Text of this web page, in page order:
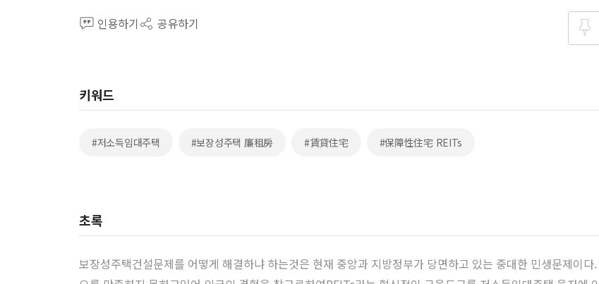
인용하기 공유하기
키워드
#저소득임대주택 #보장성주택 廉租房 #賃貸住宅 #保障性住宅 REITs
초록
보장성주택건설문제를 어떻게 해결하냐 하는것은 현재 중앙과 지방정부가 당면하고 있는 중대한 민생문제이